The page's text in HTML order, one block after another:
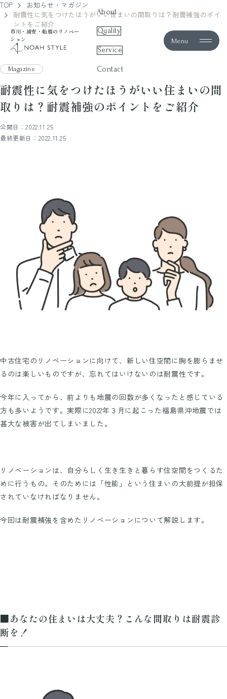
市川・浦安・船橋のリノベー
ション
noah style
About
Quality
Service
Contact
Menu
TOP
お知らせ・マガジン
耐震性に気をつけたほうがいい住まいの間取りは？耐震補強のポイ
ントをご紹介
Magazine
耐震性に気をつけたほうがいい住まいの間
取りは？耐震補強のポイントをご紹介
公開日：2022.11.25
最終更新日：2022.11.25
中古住宅のリノベーションに向けて、新しい住空間に胸を膨らませ
るのは楽しいものですが、忘れてはいけないのは耐震性です。
今年に入ってから、前よりも地震の回数が多くなったと感じている
方も多いようです。実際に2022年３月に起こった福島県沖地震では
甚大な被害が出てしまいました。
リノベーションは、自分らしく生き生きと暮らす住空間をつくるた
めに行うもの。そのためには「性能」という住まいの大前提が担保
されていなければなりません。
今回は耐震補強を含めたリノベーションについて解説します。
■あなたの住まいは大丈夫？こんな間取りは耐震診
断を！